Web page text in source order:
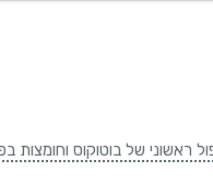
ראשוני של בוטוקוס וחומצות